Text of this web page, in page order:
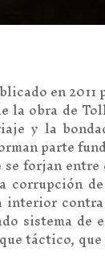
en
obra de
y la
parte
forjan
sistema de
táctico,